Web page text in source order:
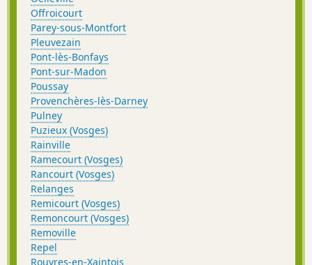
Offroicourt
Parey-sous-Montfort
Pleuvezain
Pont-lès-Bonfays
Pont-sur-Madon
Poussay
Provenchères-lès-Darney
Pulney
Puzieux (Vosges)
Rainville
Ramecourt (Vosges)
Rancourt (Vosges)
Relanges
Remicourt (Vosges)
Remoncourt (Vosges)
Removille
Repel
Rouvres-en-Xaintois